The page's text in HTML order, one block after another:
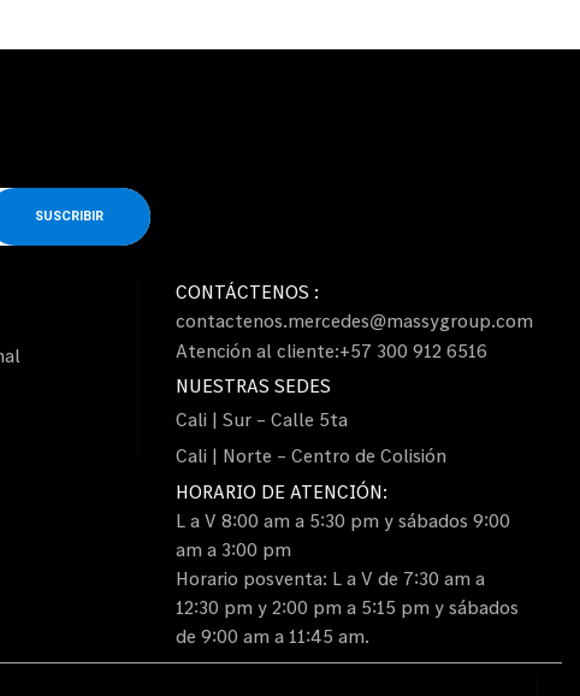
SUSCRIBIR
CONTÁCTENOS :
contactenos.mercedes@massygroup.com
Atención al cliente:+57 300 912 6516
NUESTRAS SEDES
Cali | Sur – Calle 5ta
Cali | Norte – Centro de Colisión
HORARIO DE ATENCIÓN:
L a V 8:00 am a 5:30 pm y sábados 9:00
am a 3:00 pm
Horario posventa: L a V de 7:30 am a
12:30 pm y 2:00 pm a 5:15 pm y sábados
de 9:00 am a 11:45 am.